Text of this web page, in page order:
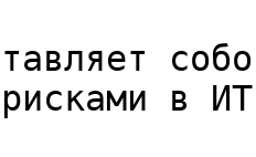
в